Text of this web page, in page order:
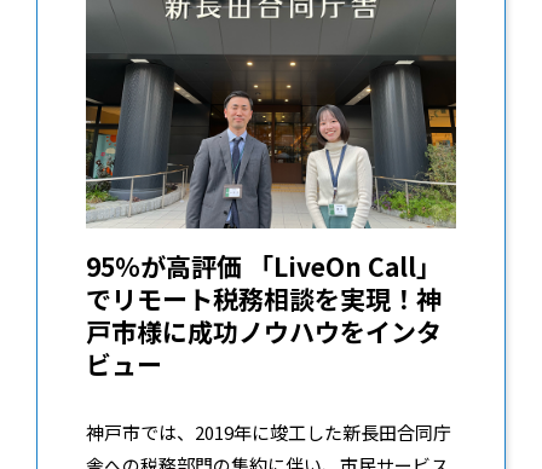
95％が高評価 「LiveOn Call」
でリモート税務相談を実現！神
戸市様に成功ノウハウをインタ
ビュー
神戸市では、2019年に竣工した新長田合同庁